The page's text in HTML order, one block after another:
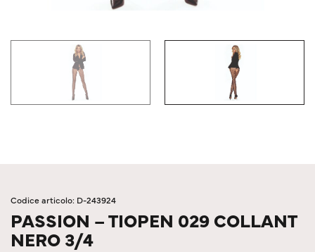
Codice articolo: D-243924
PASSION – TIOPEN 029 COLLANT
NERO 3/4